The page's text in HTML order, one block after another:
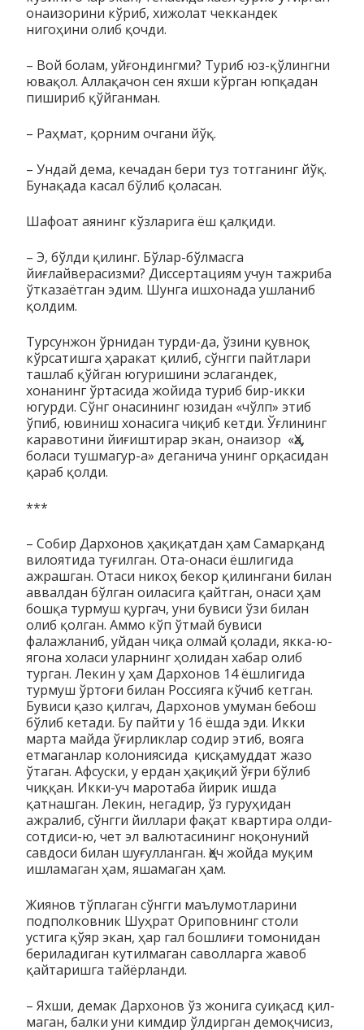
онаизорини кўриб, хижолат чеккандек
нигоҳини олиб қочди.
– Вой болам, уйғондингми? Туриб юз-қўлингни
ювақол. Ал­­лақачон сен яхши кўрган юпқадан
пишириб қўйганман.
– Раҳмат, қорним очгани йўқ.
– Ундай дема, кечадан бери туз тотганинг йўқ.
Бунақада касал бўлиб қоласан.
Шафоат аянинг кўзларига ёш қалқиди.
– Э, бўлди қилинг. Бўлар-бўлмасга
йиғлайверасизми? Дис­сер­­тациям учун тажриба
ўтказаётган эдим. Шунга ишхонада уш­ланиб
қолдим.
Турсунжон ўрнидан турди-да, ўзини қувноқ
кўрсатишга ҳа­ра­кат қилиб, сўнгги пайтлари
ташлаб қўйган югуришини эсла­ган­дек,
хонанинг ўртасида жойида туриб бир-икки
югурди. Сўнг онасининг юзидан «чўлп» этиб
ўпиб, ювиниш хонасига чи­қиб кетди. Ўғлининг
каравотини йиғиштирар экан, онаизор «Ҳа,
боласи тушмагур-а» деганича унинг орқаси­дан
қараб қол­ди.
***
– Собир Дархонов ҳақиқатдан ҳам Самарқанд
вилоятида туғилган. Ота-онаси ёш­лигида
ажрашган. Отаси никоҳ бекор қи­лингани билан
аввалдан бўлган оиласига қайтган, онаси ҳам
бошқа турмуш қургач, уни бувиси ўзи билан
олиб қолган. Аммо кўп ўтмай бувиси
фалажланиб, уйдан чиқа олмай қола­ди, якка-ю-
ягона холаси уларнинг ҳолидан хабар олиб
турган. Лекин у ҳам Дархонов 14 ёшлигида
турмуш ўртоғи билан Рос­сияга кўчиб кетган.
Бувиси қазо қилгач, Дархонов умуман бебош
бўлиб кетади. Бу пайти у 16 ёшда эди. Икки
марта май­­да ўғирликлар содир этиб, вояга
етмаганлар колониясида қис­қамуддат жазо
ўтаган. Афсуски, у ердан ҳақиқий ўғри бўлиб
чиққан. Икки-уч ма­ротаба йирик ишда
қатнашган. Лекин, негадир, ўз гуруҳидан
ажралиб, сўнгги йиллари фақат квартира олди-
сотдиси-ю, чет эл валютасининг ноқонуний
савдоси билан шуғул­лан­ган. Ҳеч жойда муқим
ишламаган ҳам, яшамаган ҳам.
Жиянов тўплаган сўнгги маълумотларини
подполковник Шуҳ­рат Ориповнинг столи
устига қўяр экан, ҳар гал бошлиғи томонидан
бериладиган кутилмаган саволларга жавоб
қайтаришга тайёрланди.
– Яхши, демак Дархонов ўз жонига суиқасд қил­
маган, балки уни кимдир ўлдирган демоқчисиз,